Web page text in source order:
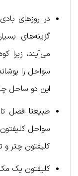
در روزهای
گزینه‌های
می‌آیند، زیرا
سواحل را
این دو ساحل
طبیعتا فصل
سواحل
کلیفتون چتر و
کلیفتون یک